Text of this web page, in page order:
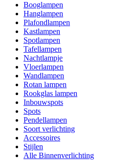
Booglampen
Hanglampen
Plafondlampen
Kastlampen
Spotlampen
Tafellampen
Nachtlampje
Vloerlampen
Wandlampen
Rotan lampen
Rookglas lampen
Inbouwspots
Spots
Pendellampen
Soort verlichting
Accessoires
Stijlen
Alle Binnenverlichting